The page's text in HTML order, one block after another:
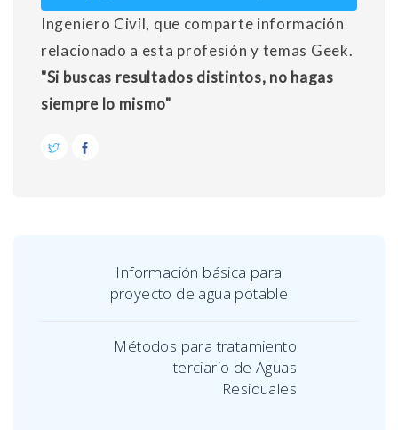
Ingeniero Civil, que comparte información
relacionado a esta profesión y temas Geek.
"Si buscas resultados distintos, no hagas
siempre lo mismo"
Información básica para
proyecto de agua potable
Métodos para tratamiento
terciario de Aguas
Residuales